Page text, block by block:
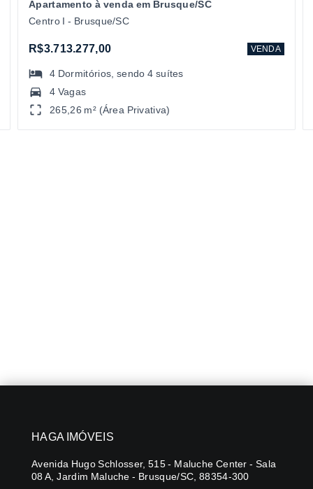
Apartamento à venda em Brusque/SC
Centro I - Brusque/SC
R$3.713.277,00 VENDA
4 Dormitórios , sendo4 suítes
4 Vagas
265,26 m² (Área Privativa)
HAGA IMÓVEIS
Avenida Hugo Schlosser, 515 - Maluche Center - Sala
08 A, Jardim Maluche - Brusque/SC, 88354-300